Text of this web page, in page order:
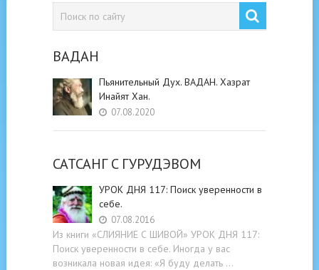
ВАДАН
Пьянительный Дух. ВАДАН. Хазрат
Инайят Хан.
07.08.2020
САТСАНГ C ГУРУДЭВОМ
УРОК ДНЯ 117: Поиск уверенности в
себе.
07.08.2016
Из книги «СЛИЯНИЕ С ШИВОЙ» УРОК ДНЯ 117:
Поиск уверенности в себе. Иногда у вас
возникала новая идея: «Я буду делать …